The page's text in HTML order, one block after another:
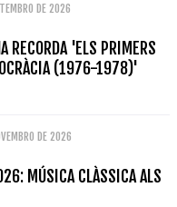
DE 2026
RECORDA 'ELS PRIMERS
(1976-1978)'
DE 2026
MÚSICA CLÀSSICA ALS